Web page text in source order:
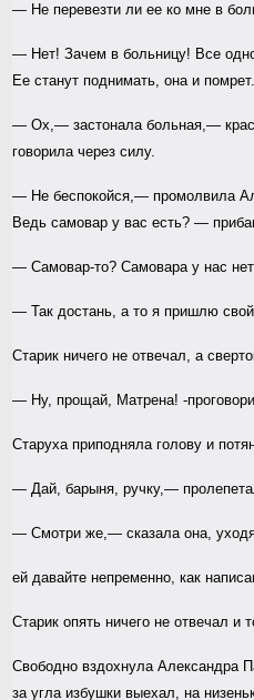
— Не перевезти ли ее ко мне в
— Нет! Зачем в больницу! Все
Ее станут поднимать, она и помрет.
— Ох,— застонала больная,—
говорила через силу.
— Не беспокойся,— промолвила
Ведь самовар у вас есть? —
— Самовар-то? Самовара у нас
— Так достань, а то я пришлю
Старик ничего не отвечал, а
— Ну, прощай, Матрена! -
Старуха приподняла голову и
— Дай, барыня, ручку,—
— Смотри же,— сказала она,
ей давайте непременно, как
Старик опять ничего не отвечал и
Свободно вздохнула Александра
за угла избушки выехал, на